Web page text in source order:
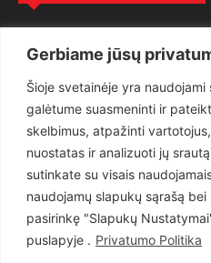
Gerbiame jūsų
Šioje svetainėje yra
galėtume suasmeninti ir
skelbimus, atpažinti
nuostatas ir analizuoti jų
sutinkate su visais
naudojamų slapukų sąrašą
pasirinkę "Slapukų
puslapyje . Privatumo Politika
Teisėsauga
Aktualu
Lietuva
Pasaulis
Статьи на русском
Articles in english